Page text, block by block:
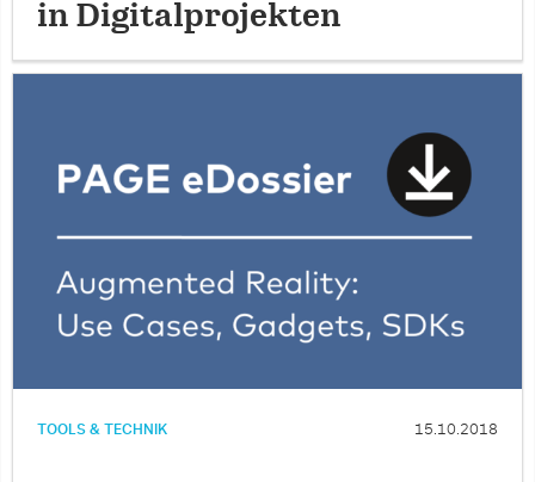
in Digitalprojekten
TOOLS & TECHNIK 15.10.2018